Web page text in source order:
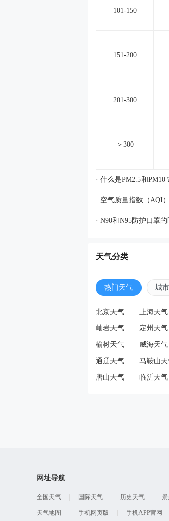
101-150
151-200
201-300
＞300
· 什么是PM2.5和PM10
· 空气质量指数（AQI
· N90和N95防护口罩的
天气分类
热门天气 城
北京天气 上海天气
岫岩天气 定州天气
榆树天气 威海天气
通辽天气 马鞍山
唐山天气 临沂天气
网址导航
全国天气 国际天气 历史天气
天气地图 手机网页版 手机APP官网